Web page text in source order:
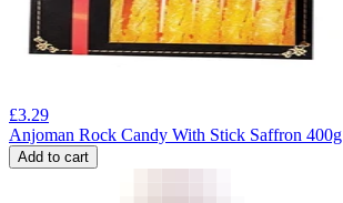
£3.29
Anjoman Rock Candy With Stick Saffron 400g
Add to cart